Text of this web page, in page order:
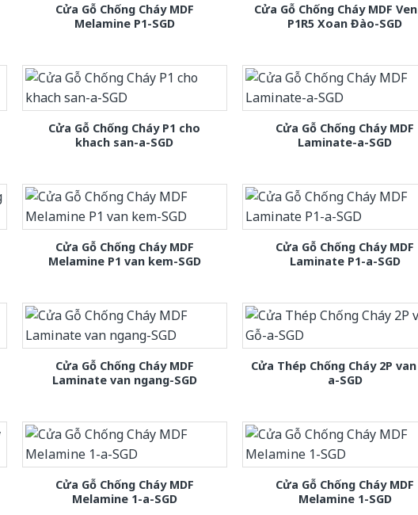
Cửa Gỗ Chống Cháy MDF
Melamine P1-SGD
Cửa Gỗ Chống Cháy MDF
P1R5 Xoan Đào-SGD
Cửa Gỗ Chống Cháy P1 cho
khach san-a-SGD
Cửa Gỗ Chống Cháy MDF
Laminate-a-SGD
Cửa Gỗ Chống Cháy MDF
Melamine P1 van kem-SGD
Cửa Gỗ Chống Cháy MDF
Laminate P1-a-SGD
Cửa Gỗ Chống Cháy MDF
Laminate van ngang-SGD
Cửa Thép Chống Cháy 2P
a-SGD
Cửa Gỗ Chống Cháy MDF
Melamine 1-a-SGD
Cửa Gỗ Chống Cháy MDF
Melamine 1-SGD